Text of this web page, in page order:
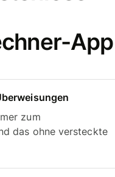
App
zum
das ohne versteckte